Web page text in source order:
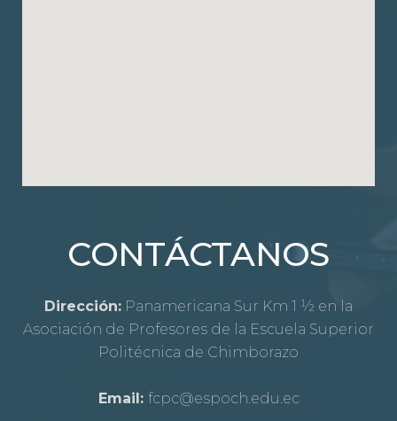
CONTÁCTANOS
Dirección: Panamericana Sur Km 1 ½ en la
Asociación de Profesores de la Escuela Superior
Politécnica de Chimborazo
Email: fcpc@espoch.edu.ec